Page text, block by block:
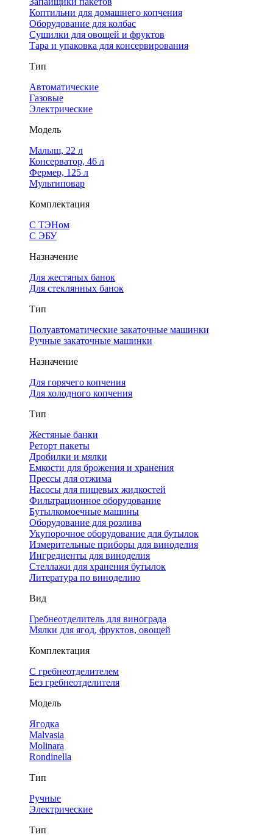
Коптильни для домашнего копчения
Оборудование для колбас
Сушилки для овощей и фруктов
Тара и упаковка для консервирования
Тип
Автоматические
Газовые
Электрические
Модель
Малыш, 22 л
Консерватор, 46 л
Фермер, 125 л
Мультиповар
Комплектация
С ТЭНом
С ЭБУ
Назначение
Для жестяных банок
Для стеклянных банок
Тип
Полуавтоматические закаточные машинки
Ручные закаточные машинки
Назначение
Для горячего копчения
Для холодного копчения
Тип
Жестяные банки
Реторт пакеты
Дробилки и мялки
Емкости для брожения и хранения
Прессы для отжима
Насосы для пищевых жидкостей
Фильтрационное оборудование
Бутылкомоечные машины
Оборудование для розлива
Укупорочное оборудование для бутылок
Измерительные приборы для виноделия
Ингредиенты для виноделия
Стеллажи для хранения бутылок
Литература по виноделию
Вид
Гребнеотделитель для винограда
Мялки для ягод, фруктов, овощей
Комплектация
С гребнеотделителем
Без гребнеотделителя
Модель
Ягодка
Malvasia
Molinara
Rondinella
Тип
Ручные
Электрические
Тип